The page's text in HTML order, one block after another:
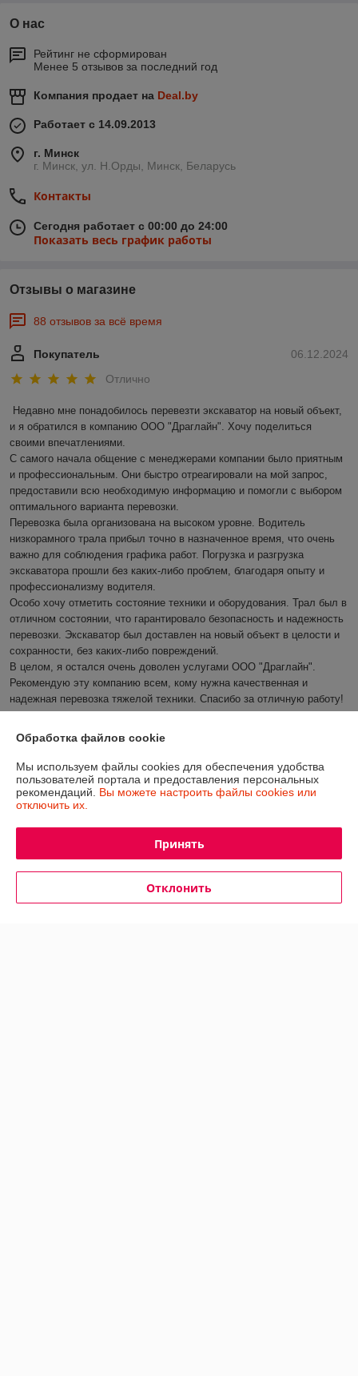
О нас
Рейтинг не сформирован
Менее 5 отзывов за последний год
Компания продает на Deal.by
Работает с 14.09.2013
г. Минск
г. Минск, ул. Н.Орды, Минск, Беларусь
Контакты
Сегодня работает с 00:00 до 24:00
Показать весь график работы
Отзывы о магазине
88 отзывов за всё время
06.12.2024
Покупатель
Отлично
Недавно мне понадобилось перевезти экскаватор на новый объект,
и я обратился в компанию ООО "Драглайн". Хочу поделиться
своими впечатлениями.
С самого начала общение с менеджерами компании было приятным
и профессиональным. Они быстро отреагировали на мой запрос,
предоставили всю необходимую информацию и помогли с выбором
оптимального варианта перевозки.
Перевозка была организована на высоком уровне. Водитель
низкорамного трала прибыл точно в назначенное время, что очень
важно для соблюдения графика работ. Погрузка и разгрузка
экскаватора прошли без каких-либо проблем, благодаря опыту и
профессионализму водителя.
Особо хочу отметить состояние техники и оборудования. Трал был в
отличном состоянии, что гарантировало безопасность и надежность
перевозки. Экскаватор был доставлен на новый объект в целости и
сохранности, без каких-либо повреждений.
В целом, я остался очень доволен услугами ООО "Драглайн".
Рекомендую эту компанию всем, кому нужна качественная и
надежная перевозка тяжелой техники. Спасибо за отличную работу!
Сделка подтверждена через корзину
05.12.2024
Алексей
Ответственный перевозчик, на все заказы приезжает пунктуально,
доки оформляет своевременно, оригиналы передает с водителем,
так даже намного удобней, чем получать по почте потом. Для
постоянных клиентов делает максимальные скидки, заказать
перевозку можно в любое время суток и даже в выходные.
Обработка файлов cookie
Мы используем файлы cookies для обеспечения удобства
пользователей портала и предоставления персональных
рекомендаций. Вы можете настроить файлы cookies или
отключить их.
Принять
Отклонить